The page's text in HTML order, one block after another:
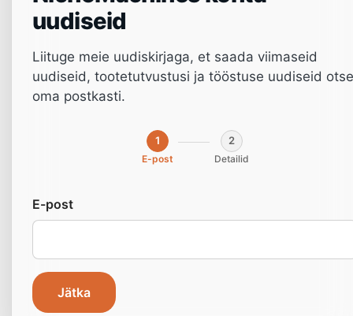
Materjalikasutuse
optimeerimine
nesting masinate
abil:
uudiseid
Liituge meie uudiskirjaga, et saada viimaseid
uudiseid, tootetutvustusi ja tööstuse uudiseid otse
oma postkasti.
1
E-post
2
Detailid
E-post
Jätka